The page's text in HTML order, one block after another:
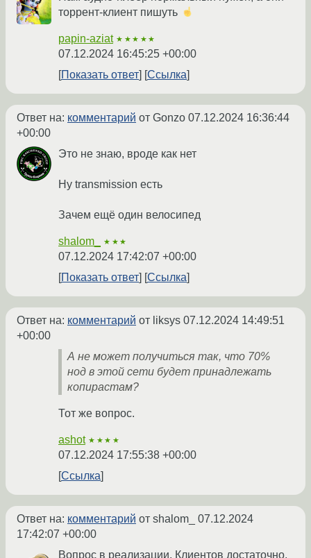
торрент-клиент пишуть
papin-aziat ★★★★★
07.12.2024 16:45:25 +00:00
Показать ответ
Ссылка
Ответ на: комментарий от Gonzo 07.12.2024 16:36:44
+00:00
Это не знаю, вроде как нет
Ну transmission есть
Зачем ещё один велосипед
shalom_ ★★★
07.12.2024 17:42:07 +00:00
Показать ответ
Ссылка
Ответ на: комментарий от liksys 07.12.2024 14:49:51
+00:00
А не может получиться так, что 70%
нод в этой сети будет принадлежать
копирастам?
Тот же вопрос.
ashot ★★★★
07.12.2024 17:55:38 +00:00
Ссылка
Ответ на: комментарий от shalom_ 07.12.2024
17:42:07 +00:00
Вопрос в реализации. Клиентов достаточно,